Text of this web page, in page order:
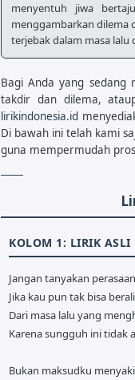
menyentuh jiwa
menggambarkan dilema
terjebak dalam masa
Bagi Anda yang
takdir dan dilema,
lirikindonesia.id
Di bawah ini telah kami
guna mempermudah
KOLOM 1: LIRIK ASLI
Jangan tanyakan
Jika kau pun tak bisa
Dari masa lalu yang
Karena sungguh ini tidak
Bukan maksudku